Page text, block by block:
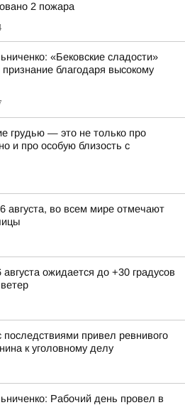
2 пожара
«Бековские сладости»
благодаря высокому
грудью — это не только про
и про особую близость с
августа, во всем мире отмечают
ожидается до +30 градусов
привел ревнивого
к уголовному делу
Рабочий день провел в